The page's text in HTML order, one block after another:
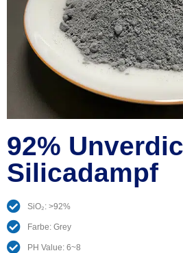
92%
Silicadampf
SiO₂: >92%
Farbe: Grey
PH Value: 6~8